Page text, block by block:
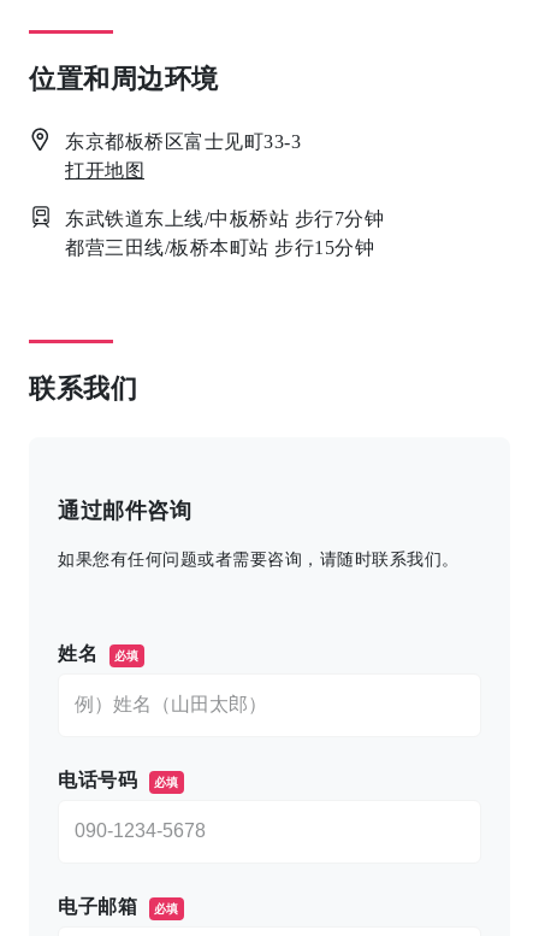
位置和周边环境
东京都板桥区富士见町33-3
打开地图
东武铁道东上线/中板桥站 步行7分钟
都营三田线/板桥本町站 步行15分钟
联系我们
通过邮件咨询
如果您有任何问题或者需要咨询，请随时联系我们。
姓名 必填
电话号码 必填
电子邮箱 必填